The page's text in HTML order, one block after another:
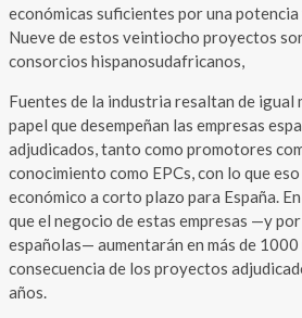
económicas suficientes por una
Nueve de estos veintiocho proyectos
consorcios hispanosudafricanos,
Fuentes de la industria resaltan de igual
papel que desempeñan las empresas
adjudicados, tanto como promotores
conocimiento como EPCs, con lo que
económico a corto plazo para España.
que el negocio de estas empresas —y
españolas— aumentarán en más de
consecuencia de los proyectos
años.